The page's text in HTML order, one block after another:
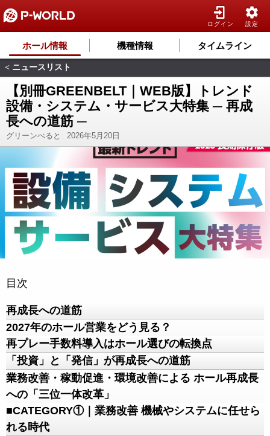
ログイン 設定
ホール情報 機種情報 タイムライン
< ニュースリスト
【別冊GREENBELT｜WEB版】トレンド
設備・システム・サービス大特集 ─ 再成
長への道筋 ─
グリーンべると 2026年5月20日
目次
再成長への道筋
2027年のホール営業をどう見る？
再プレー手数料導入はホール選びの転換点
「投資」と「発信」が再成長への道筋
業務改善・稼動促進・環境改善による ホール再成長
への「三位一体改革」
■CATEGORY①｜業務改善 機械やシステムに任せら
れる時代